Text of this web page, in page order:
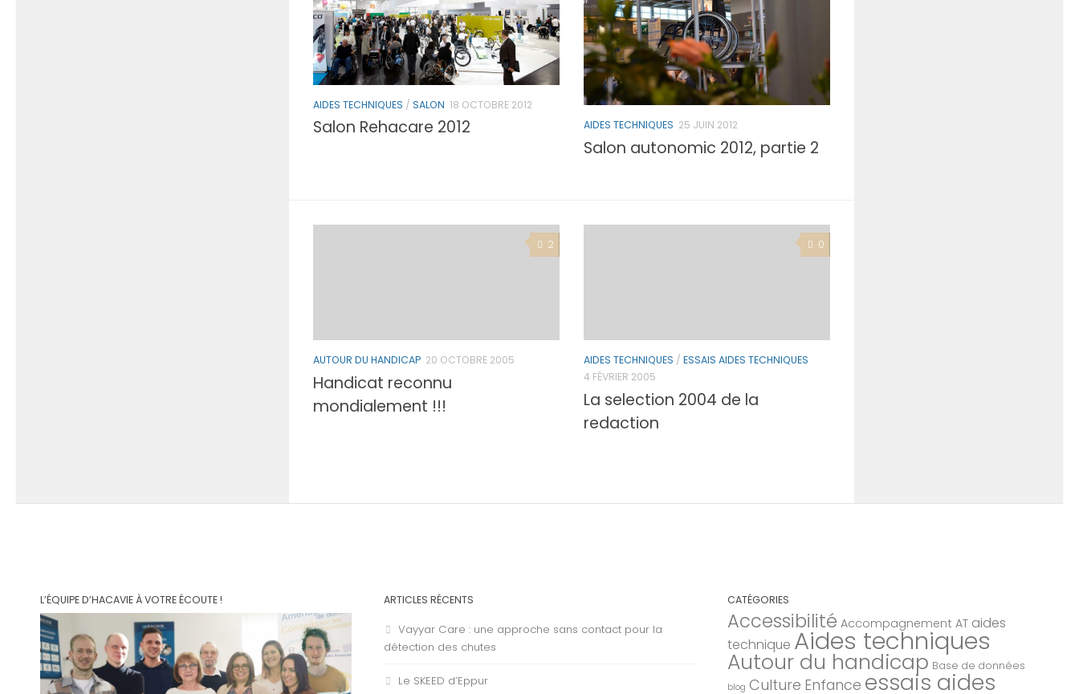
AIDES TECHNIQUES / SALON 18 OCTOBRE 2012
Salon Rehacare 2012 AIDES TECHNIQUES 25 JUIN 2012
Salon autonomic 2012, partie 2
2
AUTOUR DU HANDICAP 20 OCTOBRE 2005
Handicat reconnu
mondialement !!!
0
AIDES TECHNIQUES / ESSAIS AIDES TECHNIQUES
4 FÉVRIER 2005
La selection 2004 de la
redaction
L’ÉQUIPE D’HACAVIE À VOTRE ÉCOUTE ! ARTICLES RÉCENTS
Vayyar Care : une approche sans contact pour la
détection des chutes
Le SKEED d’Eppur
CATÉGORIES
Accessibilité Accompagnement AT aides
technique Aides techniques
Autour du handicap Base de données
blog Culture Enfance essais aides